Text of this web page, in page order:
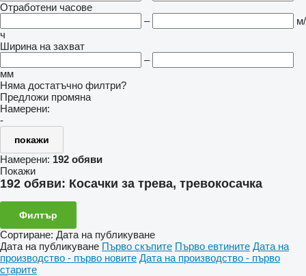
Отработени часове
–
м/
ч
Ширина на захват
–
мм
Няма достатъчно филтри?
Предложи промяна
Намерени:
-
покажи
Намерени: 192 обяви
Покажи
192 обяви: Косачки за трева, тревокосачка
Филтър
Сортиране: Дата на публикуване
Дата на публикуване Първо скъпите Първо евтините Дата на
производство - първо новите Дата на производство - първо
старите